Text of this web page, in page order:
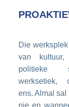
Die
van kultuur,
politieke
werksetiek,
ens. Almal sal